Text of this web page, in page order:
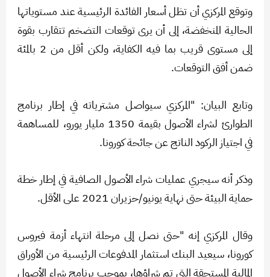
وتوقع المركزي أن تظل أسعار الفائدة الرئيسية عند مستوياتها
الحالية المنخفضة، إلى أن يرى توقعات التضخم تتقارب بقوة
إلى مستوى قريب بما فيه الكفاية، ولكن أقل من 2 بالمئة
ضمن أفق التوقعات.
وتابع البيان: "المركزي سيواصل مشترياته في إطار برنامج
الطوارئ لشراء الأصول بقيمة 1350 مليار يورو، للمساهمة
في اجتياز الركود الناتج عن جائحة كورونا.
وذكر أنه سيجري عمليات شراء الأصول الصافية في إطار خطة
حماية البيئة حتى نهاية يونيو/حزيران 2021 على الأقل.
وقال المركزي إنه "حتى نصل إلى مرحلة انتهاء أزمة فيروس
كورونا، سيعيد البنك استثمار المدفوعات الرئيسية من الأوراق
المالية المستحقة التي تم شراؤها، بموجب برنامج شراء الأصول